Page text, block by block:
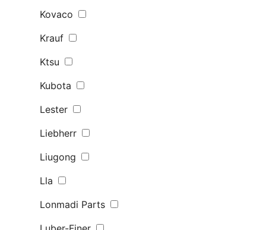
Kovaco
Krauf
Ktsu
Kubota
Lester
Liebherr
Liugong
Lla
Lonmadi Parts